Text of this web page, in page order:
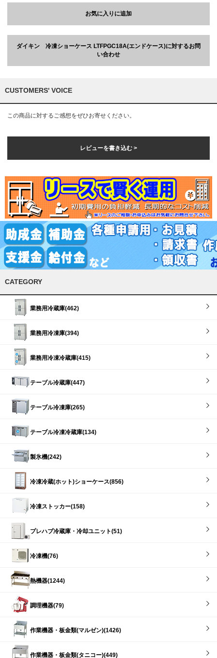
お気に入りに追加
ダイキン 冷凍ショーケース LTFPGC18A(エンドケース)に対するお問
い合わせ
CUSTOMERS' VOICE
この商品に対するご感想をぜひお寄せください。
レビューを書き込む >
CATEGORY
業務用冷蔵庫(462)
業務用冷凍庫(394)
業務用冷凍冷蔵庫(415)
テーブル冷蔵庫(447)
テーブル冷凍庫(265)
テーブル冷凍冷蔵庫(134)
製氷機(242)
冷凍冷蔵(ホット)ショーケース(856)
冷凍ストッカー(158)
プレハブ冷蔵庫・冷却ユニット(51)
冷凍機(76)
熱機器(1244)
調理機器(79)
作業機器・板金類(マルゼン)(1426)
作業機器・板金類(タニコー)(449)